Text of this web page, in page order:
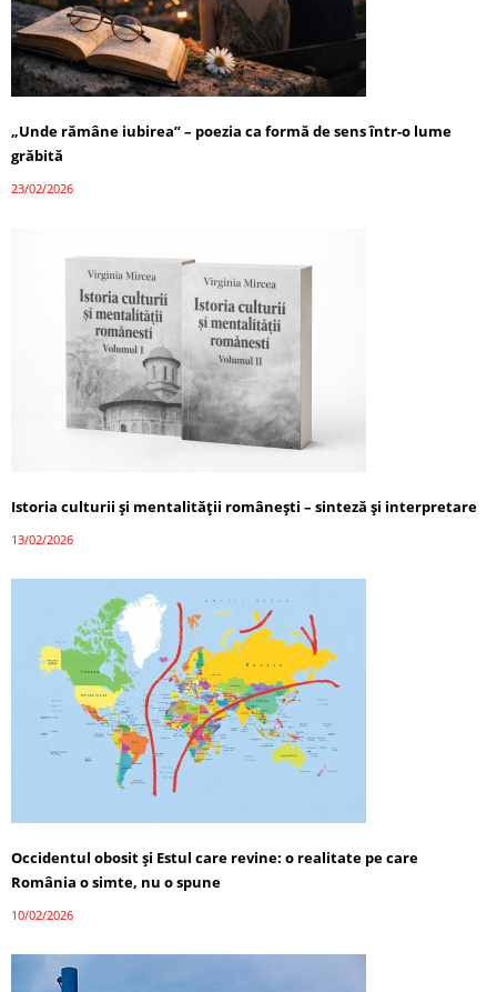
„Unde rămâne iubirea” – poezia ca formă de sens într-o lume
grăbită
23/02/2026
Istoria culturii și mentalității românești – sinteză și interpretare
13/02/2026
Occidentul obosit și Estul care revine: o realitate pe care
România o simte, nu o spune
10/02/2026